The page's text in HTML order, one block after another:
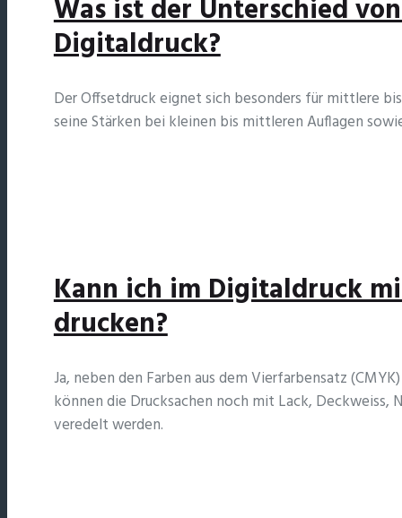
Was ist der Unterschied
Digitaldruck?
Der Offsetdruck eignet sich besonders für mittlere
seine Stärken bei kleinen bis mittleren Auflagen
Kann ich im Digitaldruck
drucken?
Ja, neben den Farben aus dem Vierfarbensatz
können die Drucksachen noch mit Lack, Deckweiss,
veredelt werden.